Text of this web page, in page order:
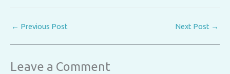
← Previous Post Next Post →
Leave a Comment